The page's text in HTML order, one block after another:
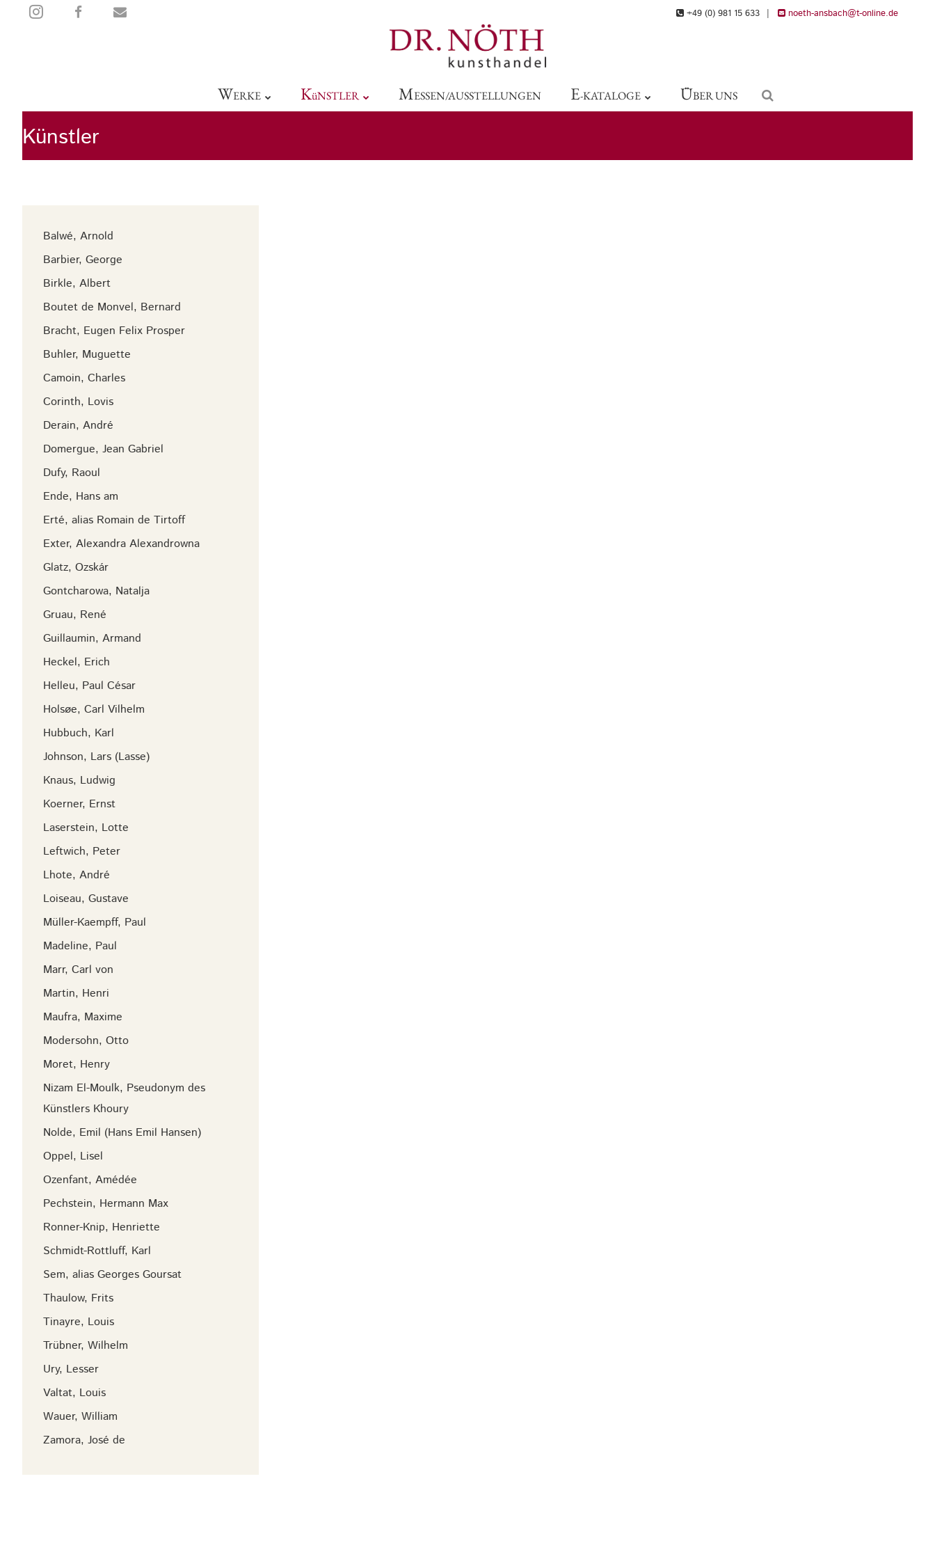
WERKE KüNSTLER MESSEN/AUSSTELLUNGEN E-KATALOGE ÜBER UNS
+49 (0) 981 15 633 | noeth-ansbach@t-online.de
Balwé, Arnold
Barbier, George
Birkle, Albert
Boutet de Monvel, Bernard
Bracht, Eugen Felix Prosper
Buhler, Muguette
Camoin, Charles
Corinth, Lovis
Derain, André
Domergue, Jean Gabriel
Dufy, Raoul
Ende, Hans am
Erté, alias Romain de Tirtoff
Exter, Alexandra Alexandrowna
Glatz, Ozskár
Gontcharowa, Natalja
Gruau, René
Guillaumin, Armand
Heckel, Erich
Helleu, Paul César
Holsøe, Carl Vilhelm
Hubbuch, Karl
Johnson, Lars (Lasse)
Knaus, Ludwig
Koerner, Ernst
Laserstein, Lotte
Leftwich, Peter
Lhote, André
Loiseau, Gustave
Müller-Kaempff, Paul
Madeline, Paul
Marr, Carl von
Martin, Henri
Maufra, Maxime
Modersohn, Otto
Moret, Henry
Nizam El-Moulk, Pseudonym des
Künstlers Khoury
Nolde, Emil (Hans Emil Hansen)
Oppel, Lisel
Ozenfant, Amédée
Pechstein, Hermann Max
Ronner-Knip, Henriette
Schmidt-Rottluff, Karl
Sem, alias Georges Goursat
Thaulow, Frits
Tinayre, Louis
Trübner, Wilhelm
Ury, Lesser
Valtat, Louis
Wauer, William
Zamora, José de
Künstler